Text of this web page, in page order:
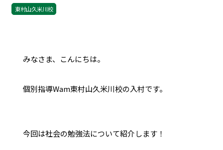
東村山久米川校
みなさま、こんにちは。
個別指導Wam東村山久米川校の入村です。
今回は社会の勉強法について紹介します！